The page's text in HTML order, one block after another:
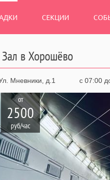
СЕКЦИИ
Зал в Хорошёво
Мневники, д.1 с 07:00
от
2500
руб/час